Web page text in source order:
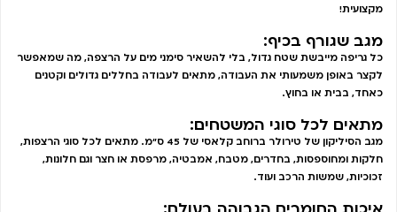
מקצועית!
מגב שגורף בכיף:
כל גריפה מייבשת שטח גדול, בלי להשאיר סימני מים על הרצפה, מה שמאפשר
לקצר באופן משמעותי את העבודה, מתאים לעבודה בחללים גדולים וקטנים
כאחד, בבית או בחוץ.
מתאים לכל סוגי המשטחים:
מגב הסיליקון של טירולר ברוחב קלאסי של 45 ס”מ. מתאים לכל סוגי הרצפות,
חלקות ומחוספסות, בחדרים, מטבח, אמבטיה, מרפסת או חצר וגם חלונות,
זכוכיות, שמשות הרכב ועוד.
איכות החומרים הגבוהה בעולם: